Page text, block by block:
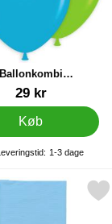
Ballonkombi
Lyseblå/Blå
29 kr
Køb
På lager
1-3 dage
klassisk Borddug